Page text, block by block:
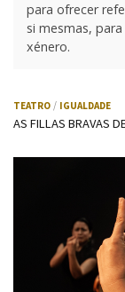
para ofrecer
si mesmas,
xénero.
TEATRO IGUALDADE
AS FILLAS BRAVAS